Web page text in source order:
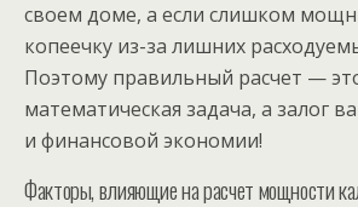
своем доме, а если слишком
копеечку из-за лишних
Поэтому правильный расчет —
математическая задача, а залог
и финансовой экономии!
Факторы, влияющие на расчет мощности